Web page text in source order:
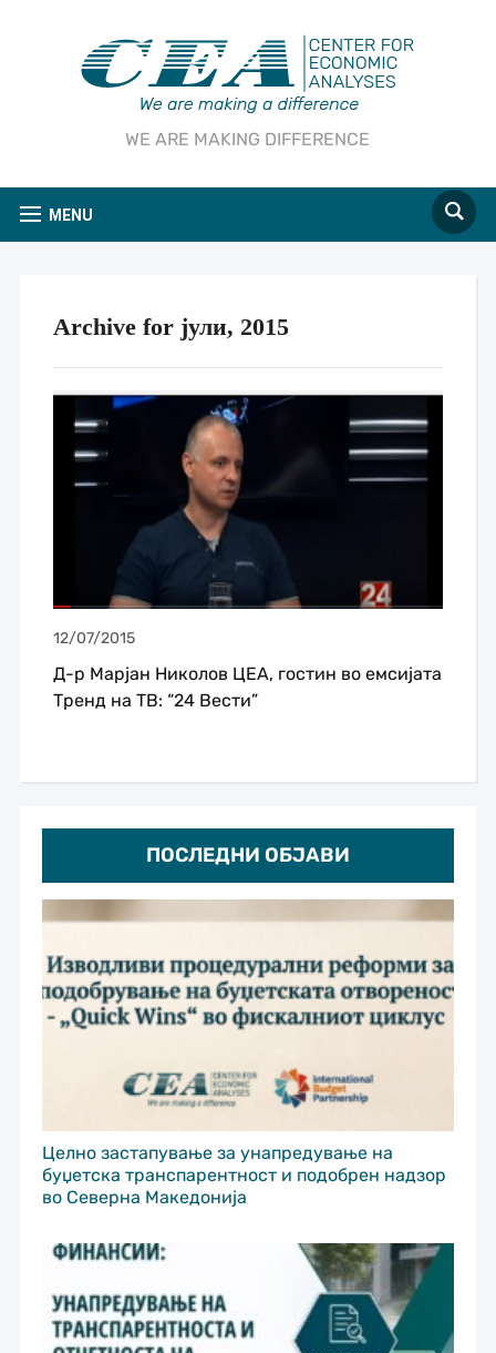
WE ARE MAKING DIFFERENCE
MENU
ПОСЛЕДНИ ОБЈАВИ
Целно застапување за унапредување на
буџетска транспарентност и подобрен надзор
во Северна Македонија
Archive for јули, 2015
12/07/2015
Д-р Марјан Николов ЦЕА, гостин во емсијата
Тренд на ТВ: “24 Вести”